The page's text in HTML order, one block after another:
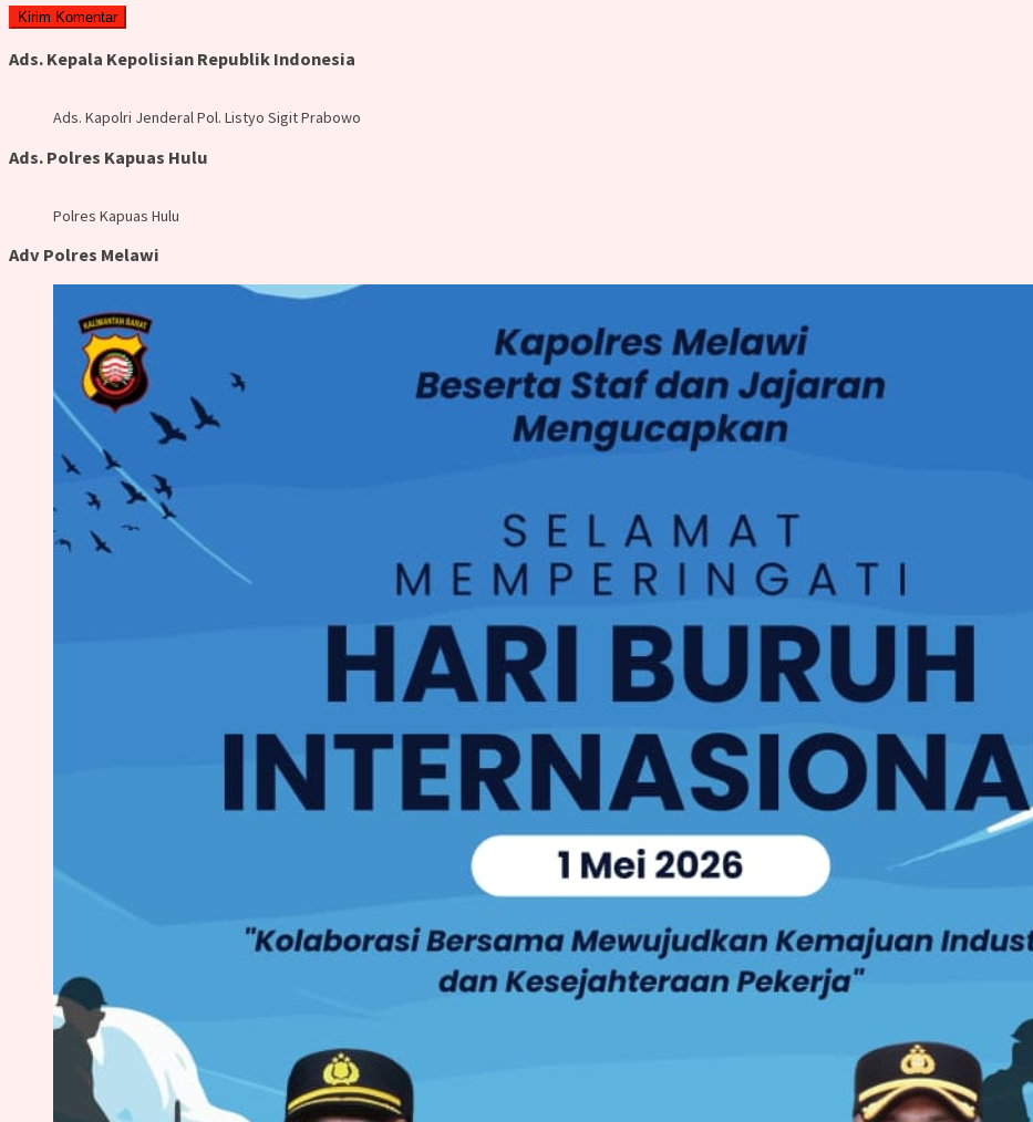
Ads. Kepala Kepolisian Republik Indonesia
Ads. Kapolri Jenderal Pol. Listyo Sigit Prabowo
Ads. Polres Kapuas Hulu
Polres Kapuas Hulu
Adv Polres Melawi